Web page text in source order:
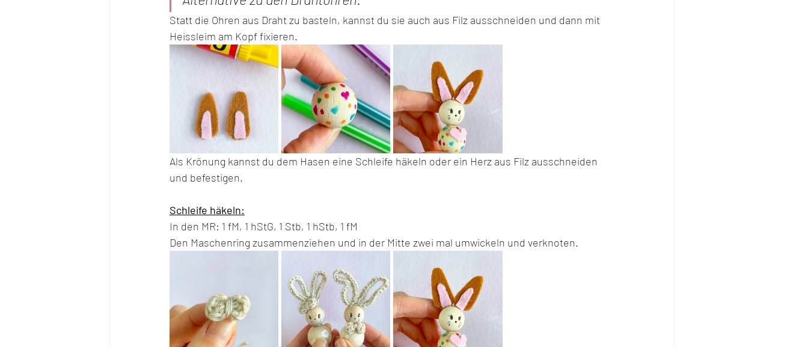
Statt die Ohren aus Draht zu basteln, kannst du sie auch aus Filz ausschneiden und dann mit
Heissleim am Kopf fixieren.
Als Krönung kannst du dem Hasen eine Schleife häkeln oder ein Herz aus Filz ausschneiden
und befestigen.
Schleife häkeln:
In den MR: 1 fM, 1 hStG, 1 Stb, 1 hStb, 1 fM
Den Maschenring zusammenziehen und in der Mitte zwei mal umwickeln und verknoten.